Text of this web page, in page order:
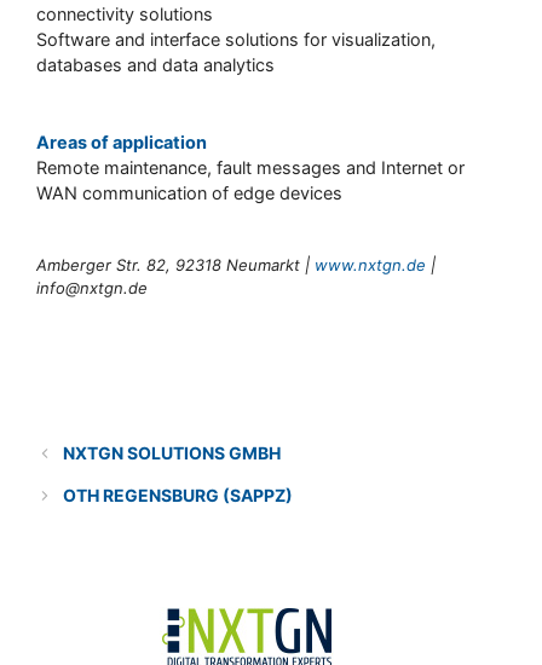
connectivity solutions
Software and interface solutions for visualization,
databases and data analytics
Areas of application
Remote maintenance, fault messages and Internet or
WAN communication of edge devices
Amberger Str. 82, 92318 Neumarkt | www.nxtgn.de |
info@nxtgn.de
NXTGN SOLUTIONS GMBH
OTH REGENSBURG (SAPPZ)